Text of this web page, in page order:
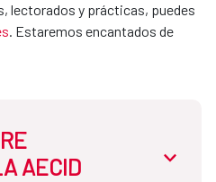
lectorados y prácticas, puedes
. Estaremos encantados de
AECID